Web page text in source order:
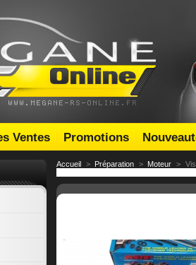
Ventes Promotions
Accueil > Préparation > Moteur >